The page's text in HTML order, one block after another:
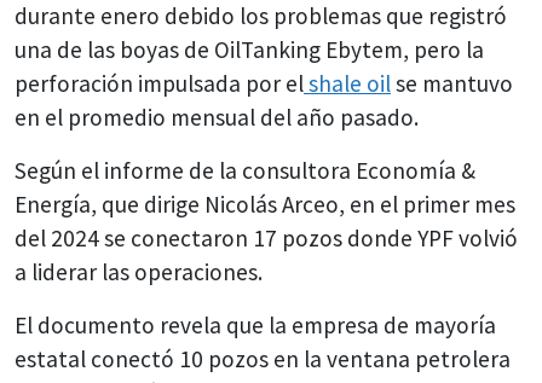
durante enero debido los problemas que registró
una de las boyas de OilTanking Ebytem, pero la
perforación impulsada por elshale oilse mantuvo
en el promedio mensual del año pasado.
Según el informe de la consultora Economía &
Energía, que dirige Nicolás Arceo, en el primer mes
del 2024 se conectaron 17 pozos donde YPF volvió
a liderar las operaciones.
El documento revela que la empresa de mayoría
estatal conectó 10 pozos en la ventana petrolera